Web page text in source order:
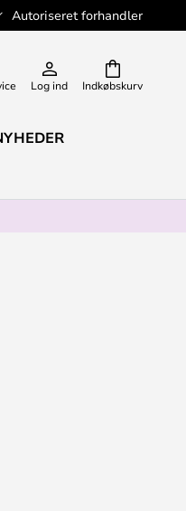
Autoriseret forhandler
Indkøbskurv
Log ind